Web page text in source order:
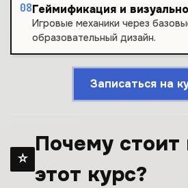
08Геймификация и
Игровые механики через
образовательный дизайн.
Записаться на
☆
Почему стоит
этот курс?